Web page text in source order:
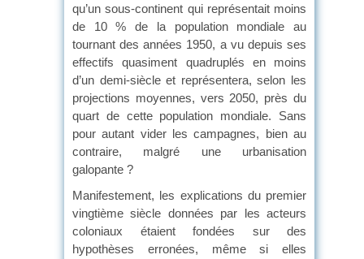
qu’un sous-continent qui représentait moins
de 10 % de la population mondiale au
tournant des années 1950, a vu depuis ses
effectifs quasiment quadruplés en moins
d’un demi-siècle et représentera, selon les
projections moyennes, vers 2050, près du
quart de cette population mondiale. Sans
pour autant vider les campagnes, bien au
contraire, malgré une urbanisation
galopante ?
Manifestement, les explications du premier
vingtième siècle données par les acteurs
coloniaux étaient fondées sur des
hypothèses erronées, même si elles